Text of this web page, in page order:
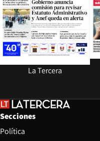
La Tercera
Secciones
Política